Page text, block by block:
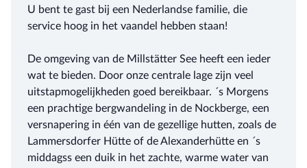
U bent te gast bij een Nederlandse familie, die
service hoog in het vaandel hebben staan!
De omgeving van de Millstätter See heeft een ieder
wat te bieden. Door onze centrale lage zijn veel
uitstapmogelijkheden goed bereikbaar. ´s Morgens
een prachtige bergwandeling in de Nockberge, een
versnapering in één van de gezellige hutten, zoals de
Lammersdorfer Hütte of de Alexanderhütte en ´s
middagss een duik in het zachte, warme water van